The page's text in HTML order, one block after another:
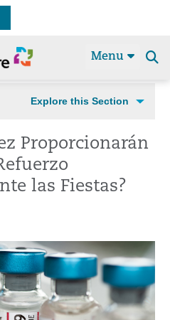
Menu
Explore this Section
Proporcionarán
las Fiestas?